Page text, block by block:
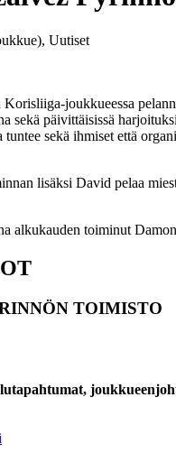
Uutiset
joukkueessa
sekä päivittäisissä
sekä ihmiset että
lisäksi David pelaa
alkukauden toiminut
TOIMISTO